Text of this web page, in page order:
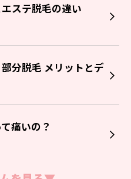
ステ脱毛の違い
分脱毛 メリットとデ
痛いの？